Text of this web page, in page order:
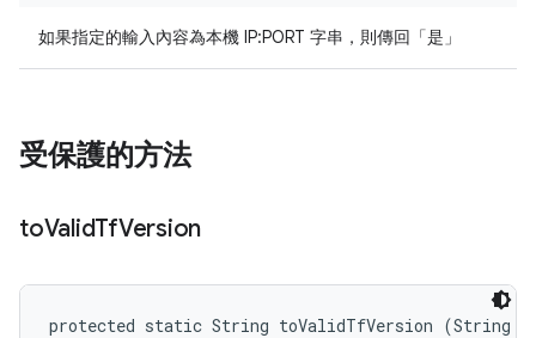
如果指定的輸入內容為本機 IP:PORT 字串，則傳回「是」
受保護的方法
toValidTfVersion
protected static String toValidTfVersion (String